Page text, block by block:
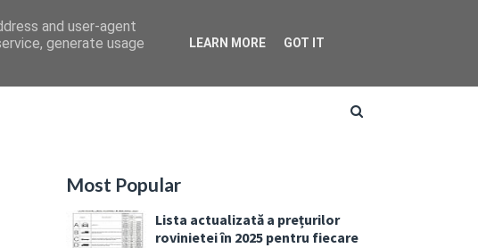
Most Popular
Lista actualizată a prețurilor
rovinietei în 2025 pentru fiecare
and user-agent
generate usage
LEARN MORE GOT IT